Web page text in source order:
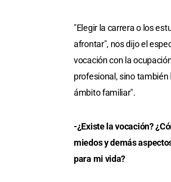
"Elegir la carrera o los
afrontar", nos dijo el
vocación con la
profesional, sino también
ámbito familiar".
-¿Existe la vocación?
miedos y demás
para mi vida?